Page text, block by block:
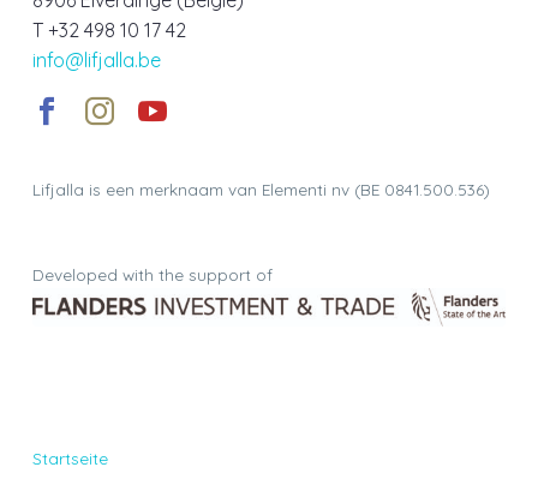
T +32 498 10 17 42
info@lifjalla.be
Lifjalla is een merknaam van Elementi nv (BE 0841.500.536)
Developed with the support of
Startseite